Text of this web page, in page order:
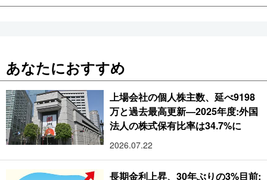
あなたにおすすめ
上場会社の個人株主数、延べ9198
万と過去最高更新―2025年度:外国
法人の株式保有比率は34.7%に
2026.07.22
長期金利上昇、30年ぶりの3%目前: